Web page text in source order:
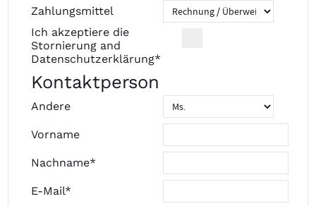
Zahlungsmittel
Ich akzeptiere die
Stornierung and
Datenschutzerklärung*
Kontaktperson
Andere
Vorname
Nachname*
E-Mail*